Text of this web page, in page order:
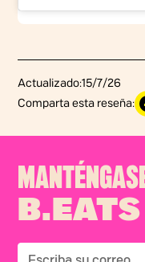
Actualizado:15/7/26
Comparta esta reseña:
B.EATS